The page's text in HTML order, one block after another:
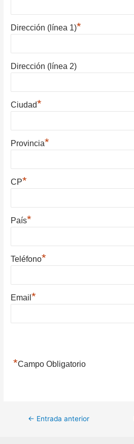
Dirección (línea 1)*
Dirección (línea 2)
Ciudad*
Provincia*
CP*
País*
Teléfono*
Email*
*Campo Obligatorio
Navegación
← Entrada anterior